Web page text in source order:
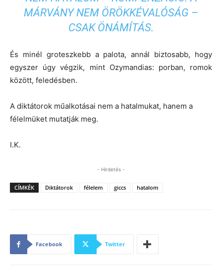
MÁRVÁNY NEM ÖRÖKKÉVALÓSÁG –
CSAK ÖNÁMÍTÁS.
És minél groteszkebb a palota, annál biztosabb, hogy
egyszer úgy végzik, mint Ozymandias: porban, romok
között, feledésben.
A diktátorok műalkotásai nem a hatalmukat, hanem a
félelmüket mutatják meg.
I.K.
- Hirdetés -
CÍMKÉK Diktátorok félelem giccs hatalom
Facebook Twitter